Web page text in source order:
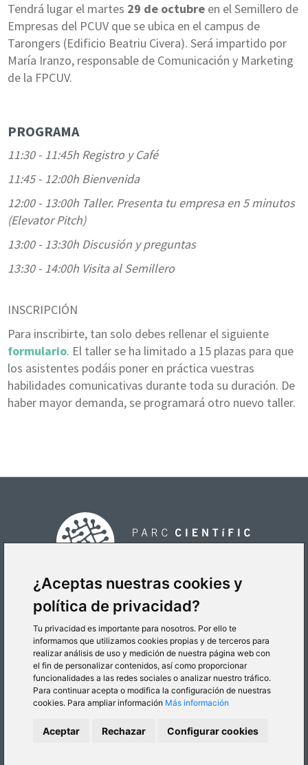
¿Aceptas nuestras cookies y
política de privacidad?
Tu privacidad es importante para nosotros. Por ello te
informamos que utilizamos cookies propias y de terceros para
realizar análisis de uso y medición de nuestra página web con
el fin de personalizar contenidos, así como proporcionar
funcionalidades a las redes sociales o analizar nuestro tráfico.
Para continuar acepta o modifica la configuración de nuestras
cookies. Para ampliar información Más información
Aceptar Rechazar Configurar cookies
Tendrá lugar el martes 29 de octubreen el Semillero de
Empresas del PCUV que se ubica en el campus de
Tarongers (Edificio Beatriu Civera). Será impartido por
María Iranzo, responsable de Comunicación y Marketing
de la FPCUV.
PROGRAMA
11:30 - 11:45h Registro y Café
11:45 - 12:00h Bienvenida
12:00 - 13:00h Taller. Presenta tu empresa en 5 minutos
(Elevator Pitch)
13:00 - 13:30h Discusión y preguntas
13:30 - 14:00h Visita al Semillero
INSCRIPCIÓN
Para inscribirte, tan solo debes rellenar el siguiente
formulario. El taller se ha limitado a 15 plazas para que
los asistentes podáis poner en práctica vuestras
habilidades comunicativas durante toda su duración. De
haber mayor demanda, se programará otro nuevo taller.
CÓMO LLEGAR